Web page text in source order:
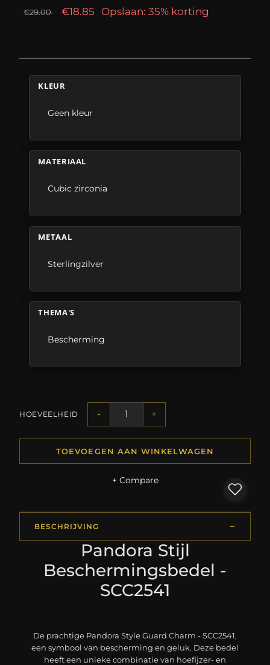
€29.00 €18.85 Opslaan: 35% korting
KLEUR
Geen kleur
MATERIAAL
Cubic zirconia
METAAL
Sterlingzilver
THEMA'S
Bescherming
HOEVEELHEID - +
TOEVOEGEN AAN WINKELWAGEN
+ Compare
BESCHRIJVING
Pandora Stijl
Beschermingsbedel -
SCC2541
De prachtige Pandora Style Guard Charm - SCC2541,
een symbool van bescherming en geluk. Deze bedel
heeft een unieke combinatie van hoefijzer- en